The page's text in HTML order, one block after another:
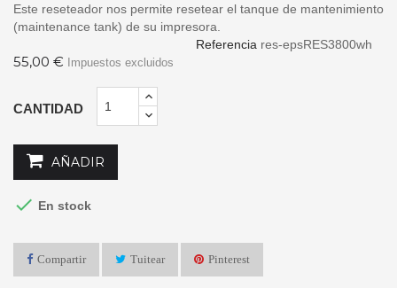
Este reseteador nos permite resetear el tanque de mantenimiento
(maintenance tank) de su impresora.
Referencia res-epsRES3800wh
55,00 € Impuestos excluidos
CANTIDAD
AÑADIR
 En stock
Compartir Tuitear Pinterest